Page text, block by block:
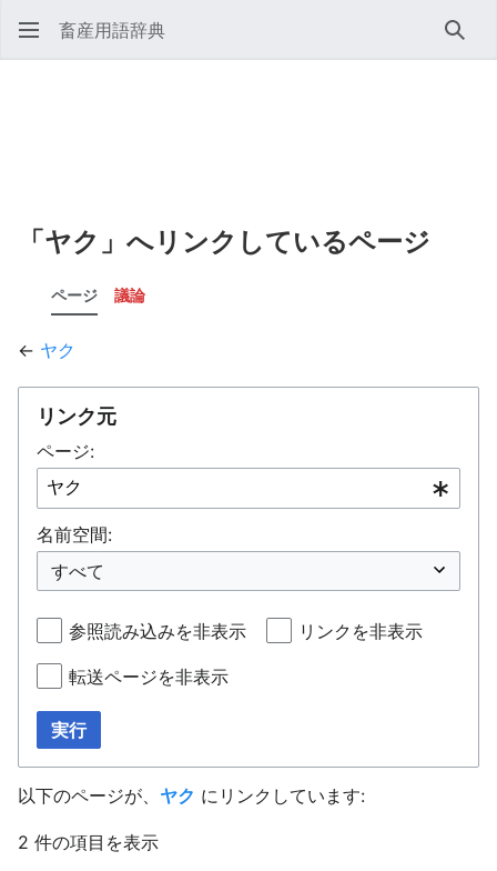
畜産用語辞典 検索
「ヤク」へリンクしているページ
ページ 議論
← ヤク
リンク元
ページ:
名前空間:
参照読み込みを非表示 リンクを非表示
転送ページを非表示
実行
以下のページが、 ヤク にリンクしています:
2 件の項目を表示